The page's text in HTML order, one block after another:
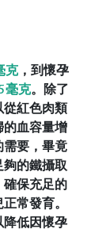
克 ，到懷孕
毫克。除了
從紅色肉類
的血容量增
需要，畢竟
的鐵攝取
確保充足的
常發育。
降低因懷孕